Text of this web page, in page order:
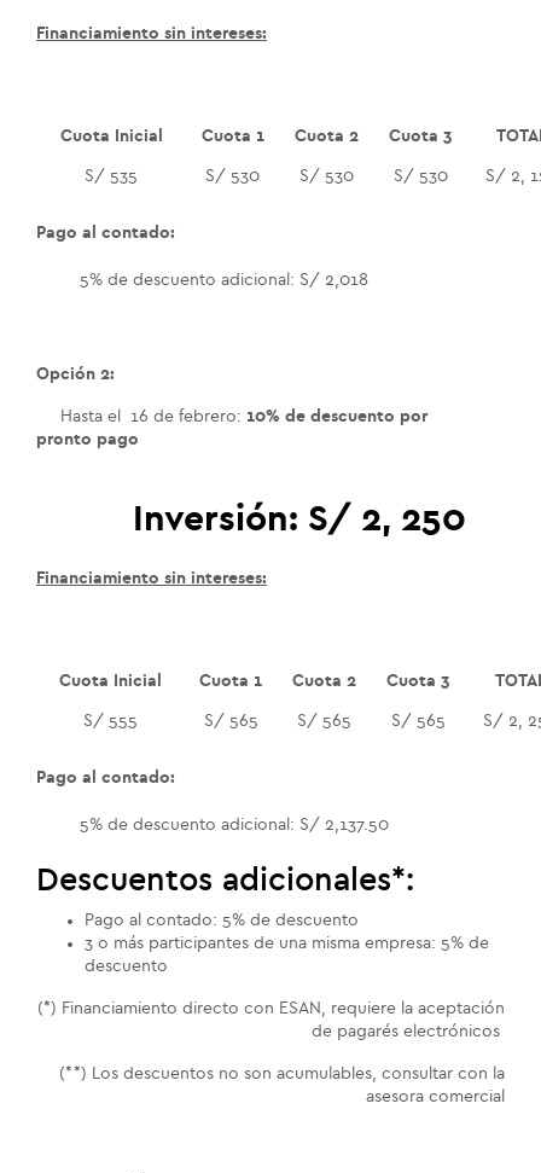
Financiamiento sin intereses:
Cuota Inicial Cuota 1 Cuota 2 Cuota 3
S/ 535 S/ 530 S/ 530 S/ 530 S/ 2,
Pago al contado:
5% de descuento adicional: S/ 2,018
Opción 2:
Hasta el 16 de febrero: 10% de descuento por
pronto pago
Inversión: S/ 2, 250
Financiamiento sin intereses:
Cuota Inicial Cuota 1 Cuota 2 Cuota 3
S/ 555 S/ 565 S/ 565 S/ 565 S/ 2,
Pago al contado:
5% de descuento adicional: S/ 2,137.50
Descuentos adicionales*:
Pago al contado: 5% de descuento
3 o más participantes de una misma empresa: 5% de
descuento
(*) Financiamiento directo con ESAN, requiere la aceptación
de pagarés electrónicos
(**) Los descuentos no son acumulables, consultar con la
asesora comercial